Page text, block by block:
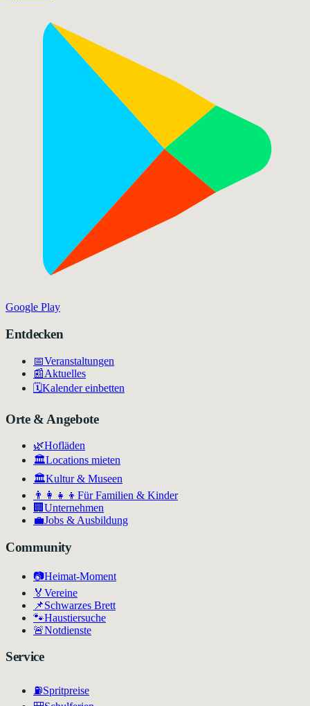
Google Play
Entdecken
📅Veranstaltungen
📰Aktuelles
🗓️Kalender einbetten
Orte & Angebote
🌿Hofläden
🏛️Locations mieten
🏛Kultur & Museen
👨‍👩‍👧‍👦 Für Familien & Kinder
🏢 Unternehmen
💼Jobs & Ausbildung
Community
📷Heimat-Moment
🏅 Vereine
📌Schwarzes Brett
🐾Haustiersuche
🚨Notdienste
Service
⛽Spritpreise